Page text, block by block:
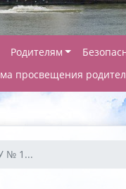
Родителям
просвещения
№ 1...